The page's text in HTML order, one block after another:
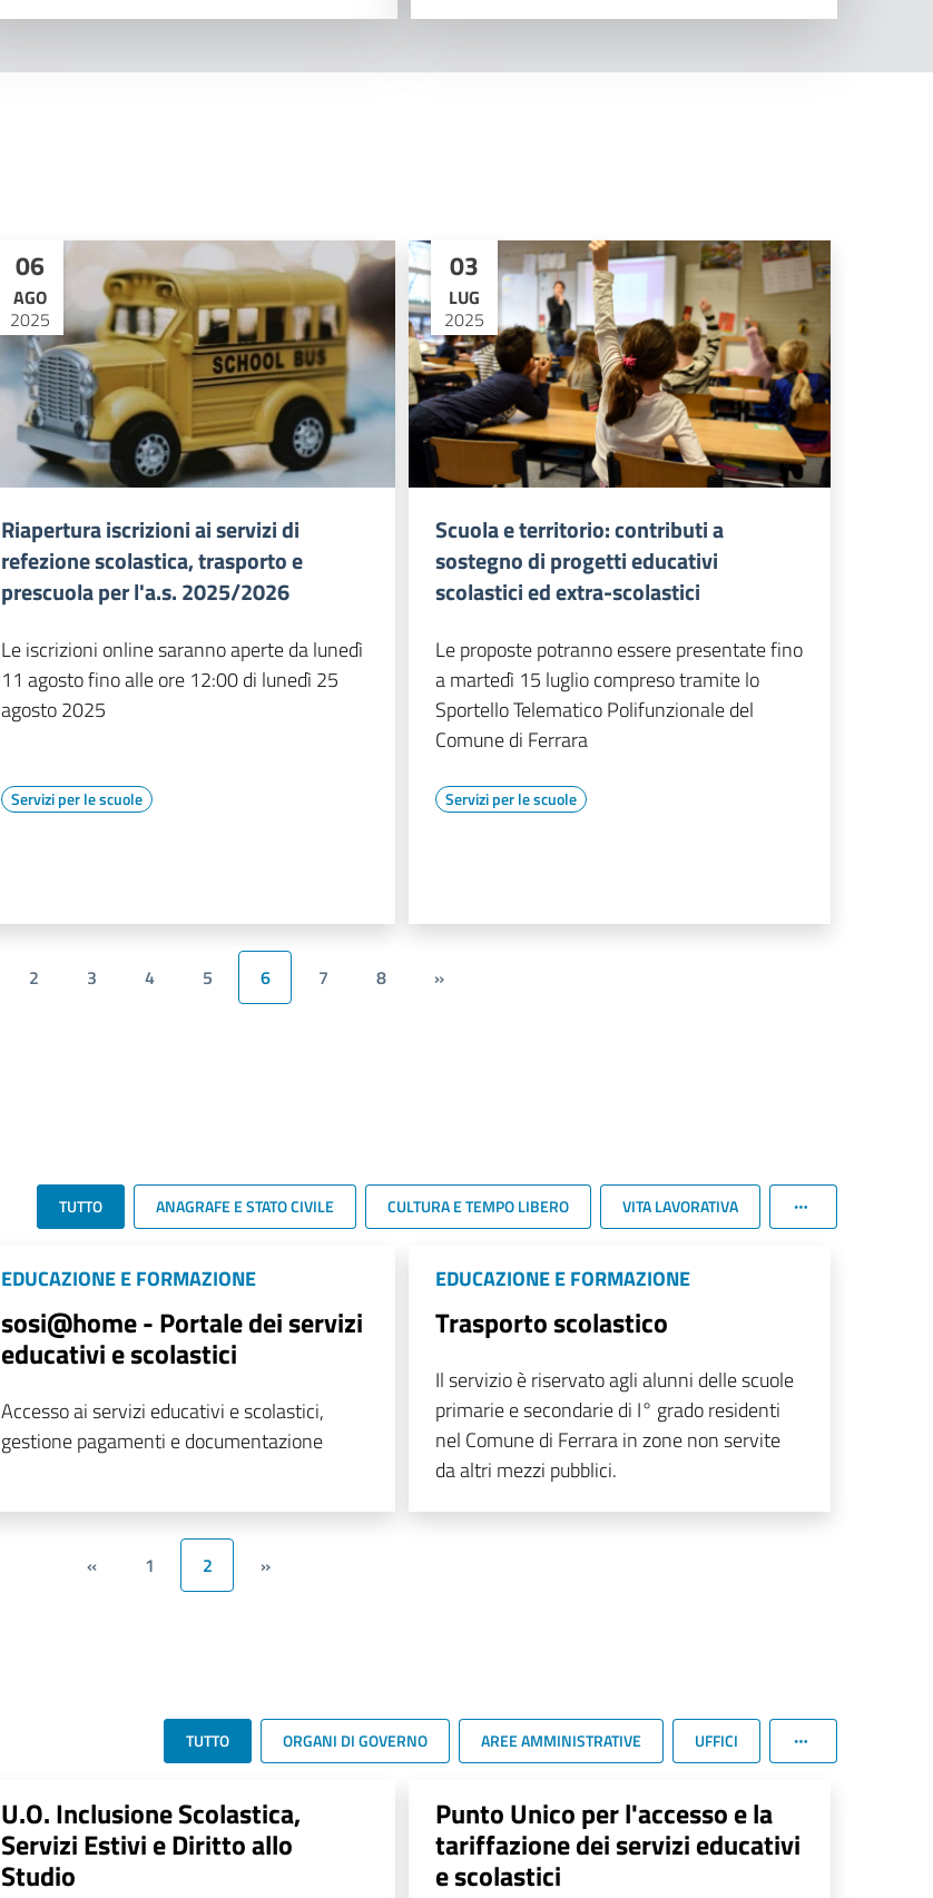
06
AGO
2025
Riapertura iscrizioni ai servizi di
refezione scolastica, trasporto e
prescuola per l'a.s. 2025/2026
Le iscrizioni online saranno aperte da lunedì
11 agosto fino alle ore 12:00 di lunedì 25
agosto 2025
Servizi per le scuole
03
LUG
2025
Scuola e territorio: contributi a
sostegno di progetti educativi
scolastici ed extra-scolastici
Le proposte potranno essere presentate fino
a martedì 15 luglio compreso tramite lo
Sportello Telematico Polifunzionale del
Comune di Ferrara
Servizi per le scuole
2 3 4 5 6 7 8 »
TUTTO ANAGRAFE E STATO CIVILE CULTURA E TEMPO LIBERO VITA LAVORATIVA
EDUCAZIONE E FORMAZIONE
sosi@home - Portale dei servizi
educativi e scolastici
Accesso ai servizi educativi e scolastici,
gestione pagamenti e documentazione
EDUCAZIONE E FORMAZIONE
Trasporto scolastico
Il servizio è riservato agli alunni delle scuole
primarie e secondarie di I° grado residenti
nel Comune di Ferrara in zone non servite
da altri mezzi pubblici.
« 1 2 »
TUTTO ORGANI DI GOVERNO AREE AMMINISTRATIVE UFFICI
U.O. Inclusione Scolastica,
Servizi Estivi e Diritto allo
Studio
Punto Unico per l'accesso e la
tariffazione dei servizi educativi
e scolastici